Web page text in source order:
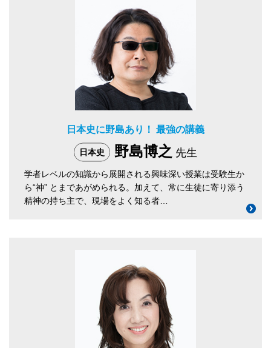
日本史に野島あり！ 最強の講義
日本史 野島博之 先生
学者レベルの知識から展開される興味深い授業は受験生か
ら“神” とまであがめられる。加えて、常に生徒に寄り添う
精神の持ち主で、現場をよく知る者…